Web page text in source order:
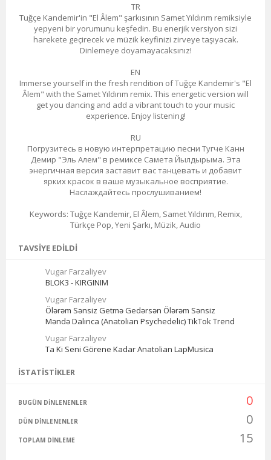
TR
Tuğçe Kandemir'in "El Âlem" şarkısının Samet Yıldırım remiksiyle
yepyeni bir yorumunu keşfedin. Bu enerjik versiyon sizi
harekete geçirecek ve müzik keyfinizi zirveye taşıyacak.
Dinlemeye doyamayacaksınız!
EN
Immerse yourself in the fresh rendition of Tuğçe Kandemir's "El
Âlem" with the Samet Yıldırım remix. This energetic version will
get you dancing and add a vibrant touch to your music
experience. Enjoy listening!
RU
Погрузитесь в новую интерпретацию песни Тугче Канн
Демир "Эль Алем" в ремиксе Самета Йылдырыма. Эта
энергичная версия заставит вас танцевать и добавит
ярких красок в ваше музыкальное восприятие.
Наслаждайтесь прослушиванием!
Keywords: Tuğçe Kandemir, El Âlem, Samet Yıldırım, Remix,
Türkçe Pop, Yeni Şarkı, Müzik, Audio
TAVSIYE EDILDI
Vugar Farzaliyev
BLOK3 - KIRGINIM
Vugar Farzaliyev
Ölərəm Sənsiz Getmə Gedərsən Ölərəm Sənsiz
Məndə Dalınca (Anatolian Psychedelic) TikTok Trend
Vugar Farzaliyev
Ta Ki Seni Görene Kadar Anatolian LapMusica
İSTATISTIKLER
BUGÜN DINLENENLER 0
DÜN DINLENENLER 0
TOPLAM DINLEME 15